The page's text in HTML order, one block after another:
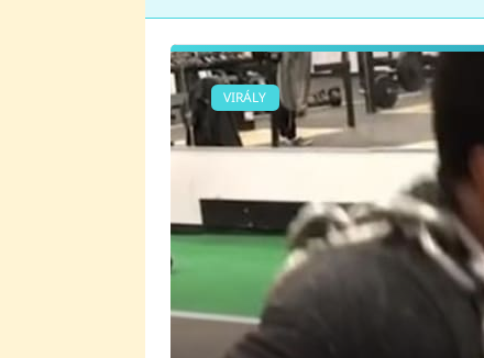
VIRÁLY